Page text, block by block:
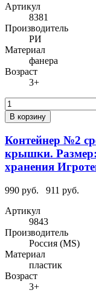
Артикул
8381
Производитель
РИ
Материал
фанера
Возраст
3+
В корзину
Контейнер №2
крышки.
хранения
990 руб.
911 руб.
Артикул
9843
Производитель
Россия (MS)
Материал
пластик
Возраст
3+